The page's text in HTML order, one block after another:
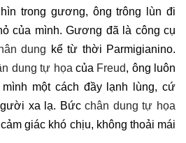
trong gương, ông trông lùn đi
của mình. Gương đã là công cụ
dung kể từ thời Parmigianino.
dung tự họa của Freud, ông luôn
một cách đầy lạnh lùng, cứ
xa lạ. Bứcchân dung tự họa
giác khó chịu, không thoải mái